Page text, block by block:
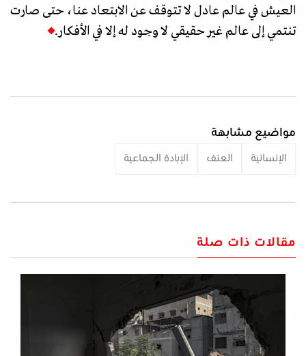
العيش في عالم عادل لا تتوقف عن الابتعاد عنا، حتى صارت
تنتمي إلى عالم غير حقيقي لا وجود له إلا في الأفكار.
مواضيع مشابهة
الإنسانية العنف الإبادة الجماعية
مقالات ذات صلة